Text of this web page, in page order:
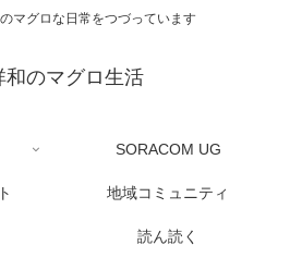
マグロな日常をつづっています
和のマグロ生活
SORACOM UG
地域コミュニティ
読ん読く